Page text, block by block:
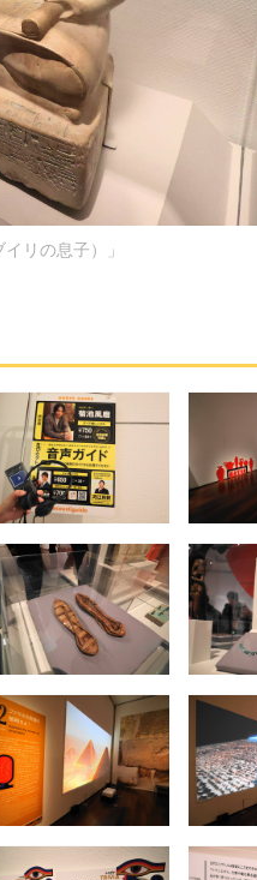
リの息子）」